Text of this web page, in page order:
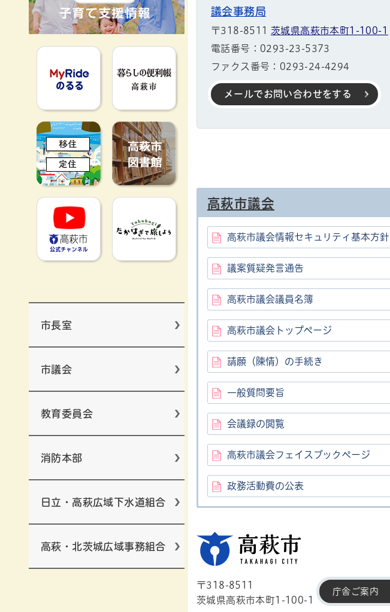
MyRideのるる 暮らしの便利帳
移住定住 高萩市図書館
高萩市YouTube公式チャンネル
たかはぎで旅しよう
市長室
市議会
教育委員会
消防本部
日立・高萩広域下水道組合
高萩・北茨城広域事務組合
議会事務局
〒318-8511 茨城県高萩市本町1-100-1
電話番号：0293-23-5373
ファクス番号：0293-24-4294
メールでお問い合わせをする
高萩市議会
高萩市議会情報セキュリティ基本方針
議案質疑発言通告
高萩市議会議員名簿
高萩市議会トップページ
請願（陳情）の手続き
一般質問要旨
会議録の閲覧
高萩市議会フェイスブックページ
政務活動費の公表
〒318-8511
茨城県高萩市本町1-100-1
庁舎ご案内